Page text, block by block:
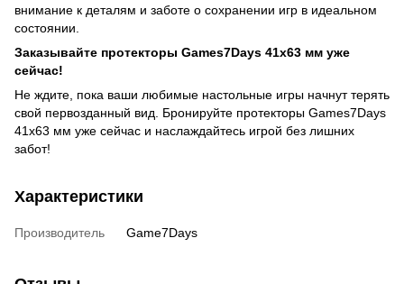
внимание к деталям и заботе о сохранении игр в идеальном
состоянии.
Заказывайте протекторы Games7Days 41x63 мм уже
сейчас!
Не ждите, пока ваши любимые настольные игры начнут терять
свой первозданный вид. Бронируйте протекторы Games7Days
41x63 мм уже сейчас и наслаждайтесь игрой без лишних
забот!
Характеристики
Производитель Game7Days